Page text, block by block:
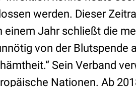
werden. Dieser
einem Jahr schließt die
von der Blutspende
Sein Verband
Nationen. Ab